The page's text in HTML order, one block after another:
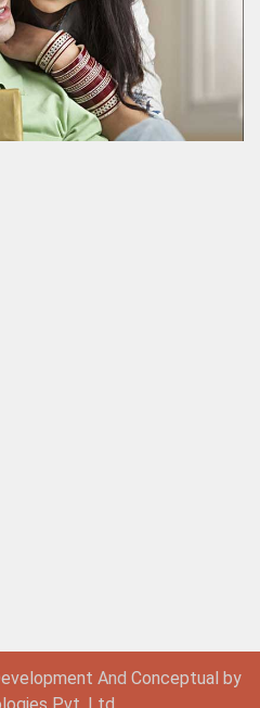
And Conceptual by
Pvt. Ltd.